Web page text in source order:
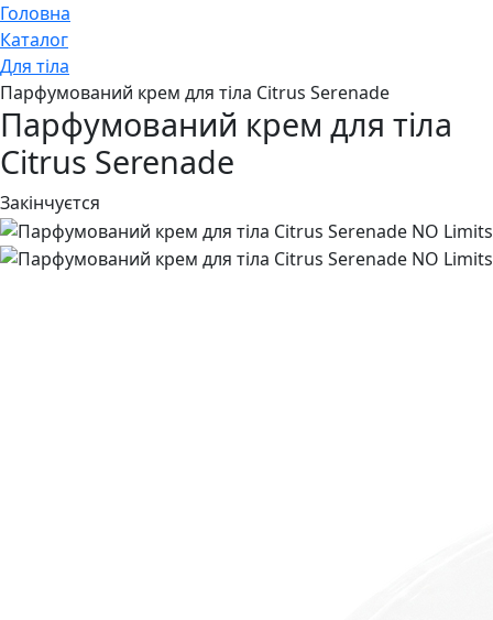
Головна
Каталог
Для тіла
Парфумований крем для тіла Citrus Serenade
Парфумований крем для тіла
Citrus Serenade
Закінчуєтся